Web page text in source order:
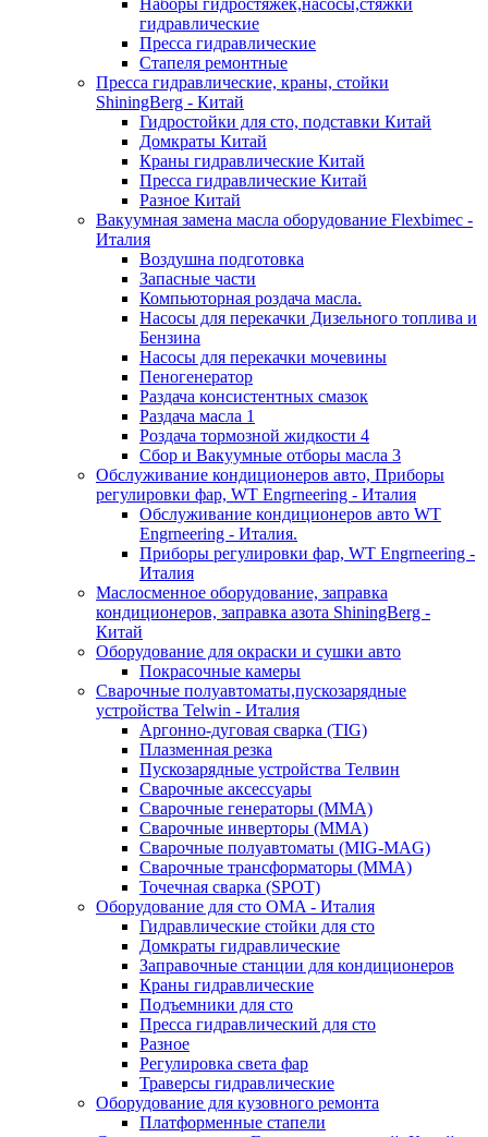
Наборы гидростяжек,насосы,стяжки
гидравлические
Пресса гидравлические
Стапеля ремонтные
Пресса гидравлические, краны, стойки
ShiningBerg - Китай
Гидростойки для сто, подставки Китай
Домкраты Китай
Краны гидравлические Китай
Пресса гидравлические Китай
Разное Китай
Вакуумная замена масла оборудование Flexbimeс -
Италия
Воздушна подготовка
Запасные части
Компьюторная роздача масла.
Насосы для перекачки Дизельного топлива и
Бензина
Насосы для перекачки мочевины
Пеногенератор
Раздача консистентных смазок
Раздача масла 1
Роздача тормозной жидкости 4
Сбор и Вакуумные отборы масла 3
Обслуживание кондиционеров авто, Приборы
регулировки фар, WT Engrneering - Италия
Обслуживание кондиционеров авто WT
Engrneering - Италия.
Приборы регулировки фар, WT Engrneering -
Италия
Маслосменное оборудование, заправка
кондиционеров, заправка азота ShiningBerg -
Китай
Оборудование для окраски и сушки авто
Покрасочные камеры
Сварочные полуавтоматы,пускозарядные
устройства Telwin - Италия
Аргонно-дуговая сварка (TIG)
Плазменная резка
Пускозарядные устройства Телвин
Сварочные аксессуары
Сварочные генераторы (MMA)
Сварочные инверторы (MMA)
Сварочные полуавтоматы (MIG-MAG)
Сварочные трансформаторы (MMA)
Точечная сварка (SPOT)
Оборудование для сто OMA - Италия
Гидравлические стойки для сто
Домкраты гидравлические
Заправочные станции для кондиционеров
Краны гидравлические
Подъемники для сто
Пресса гидравлический для сто
Разное
Регулировка света фар
Траверсы гидравлические
Оборудование для кузовного ремонта
Платформенные стапели